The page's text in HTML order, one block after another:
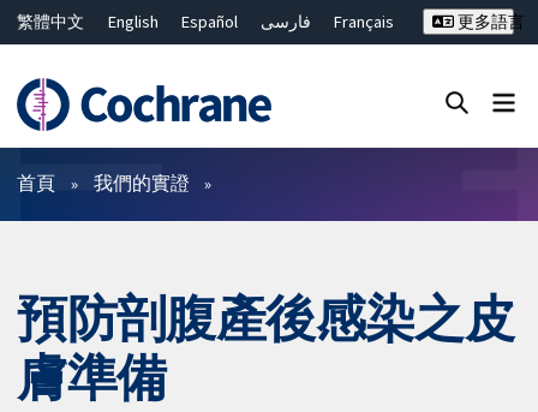
繁體中文 English Español فارسی
Français
ไทย
简体中文
更多語言
篩選條件
首頁 我們的實證
預防剖腹產後感染之皮
膚準備